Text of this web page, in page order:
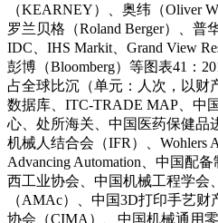
（KEARNEY）、奥纬（Oliver
罗兰贝格（Roland Berger）、普
IDC、IHS Markit、Grand View
彭博（Bloomberg）等图表41：
占全球比沉（单元：人次，以财
数据库、ITC-TRADE MAP、中
心、处所海关、中国医药保健品
机械人结合会（IFR）、Wohlers
Advancing Automation、中国配
西工业协会、中国机械工程学会
（AMAc）、中国3D打印手艺
协会（CIMA）、中国机械通用